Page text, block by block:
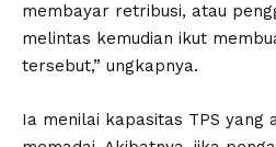
membayar retribusi, atau
melintas kemudian ikut
tersebut,” ungkapnya.
Ia menilai kapasitas TPS yang